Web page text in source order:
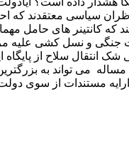
سیاسی معتقدند که
کانتینر های حامل
جنگی و نسل کشی علیه
بی شک انتقال سلاح از
تواند به بزرگترین
مستندات از سوی